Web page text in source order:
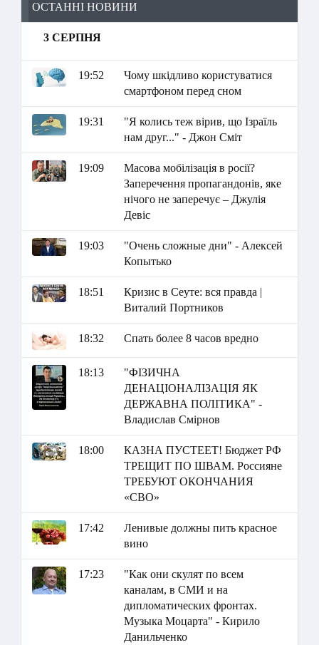
ОСТАННІ НОВИНИ
3 СЕРПНЯ
19:52
Чому шкідливо користуватися
смартфоном перед сном
19:31
"Я колись теж вірив, що Ізраїль
нам друг..." - Джон Сміт
19:09
Масова мобілізація в росії?
Заперечення пропагандонів, яке
нічого не заперечує – Джулія
Девіс
19:03
"Очень сложные дни" - Алексей
Копытько
18:51
Кризис в Сеуте: вся правда |
Виталий Портников
18:32 Спать более 8 часов вредно
18:13
"ФІЗИЧНА
ДЕНАЦІОНАЛІЗАЦІЯ ЯК
ДЕРЖАВНА ПОЛІТИКА" -
Владислав Смірнов
18:00
КАЗНА ПУСТЕЕТ! Бюджет РФ
ТРЕЩИТ ПО ШВАМ. Россияне
ТРЕБУЮТ ОКОНЧАНИЯ
«СВО»
17:42
Ленивые должны пить красное
вино
17:23
"Как они скулят по всем
каналам, в СМИ и на
дипломатических фронтах.
Музыка Моцарта" - Кирило
Данильченко